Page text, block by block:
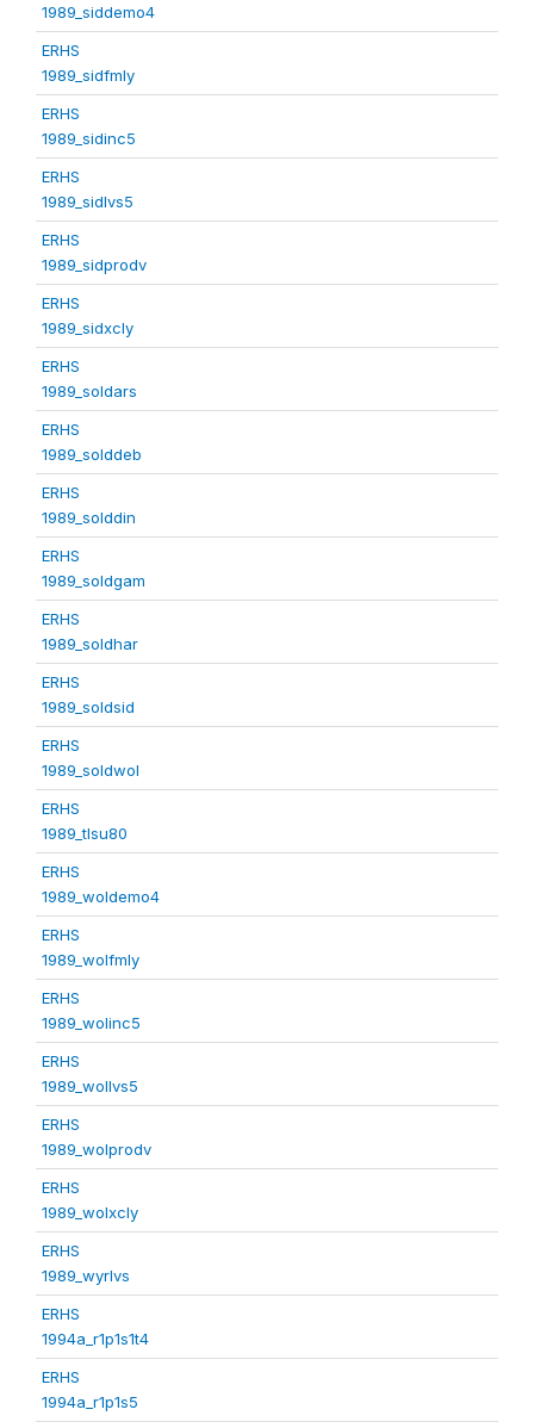
1989_siddemo4
ERHS
1989_sidfmly
ERHS
1989_sidinc5
ERHS
1989_sidlvs5
ERHS
1989_sidprodv
ERHS
1989_sidxcly
ERHS
1989_soldars
ERHS
1989_solddeb
ERHS
1989_solddin
ERHS
1989_soldgam
ERHS
1989_soldhar
ERHS
1989_soldsid
ERHS
1989_soldwol
ERHS
1989_tlsu80
ERHS
1989_woldemo4
ERHS
1989_wolfmly
ERHS
1989_wolinc5
ERHS
1989_wollvs5
ERHS
1989_wolprodv
ERHS
1989_wolxcly
ERHS
1989_wyrlvs
ERHS
1994a_r1p1s1t4
ERHS
1994a_r1p1s5